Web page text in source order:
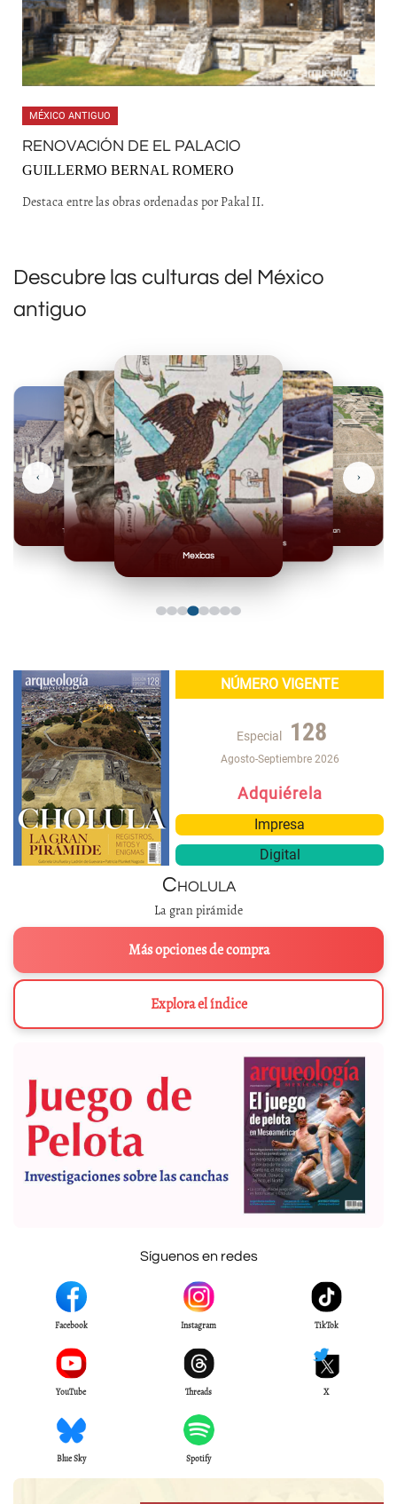
MÉXICO ANTIGUO
RENOVACIÓN DE EL PALACIO
GUILLERMO BERNAL ROMERO
Destaca entre las obras ordenadas por Pakal II.
Descubre las culturas del México
antiguo
Toltecas
Mexicas
Casas Grandes
Teotihuacan
‹ ›
NÚMERO VIGENTE
Especial 128
Agosto-Septiembre 2026
Adquiérela
Impresa
Digital
Cholula
La gran pirámide
Más opciones de compra
Explora el índice
Síguenos en redes
Facebook Instagram TikTok
YouTube Threads X
Blue Sky Spotify